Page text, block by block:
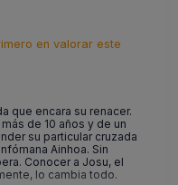
en valorar este
que encara su renacer.
de 10 años y de un
su particular cruzada
Ainhoa. Sin
Conocer a Josu, el
lo cambia todo.